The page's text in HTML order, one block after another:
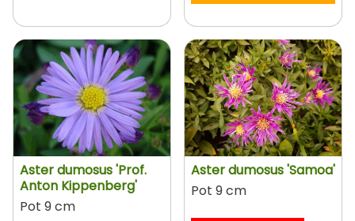
Aster dumosus 'Prof.
Anton Kippenberg'
Pot 9 cm
Aster dumosus 'Samoa'
Pot 9 cm